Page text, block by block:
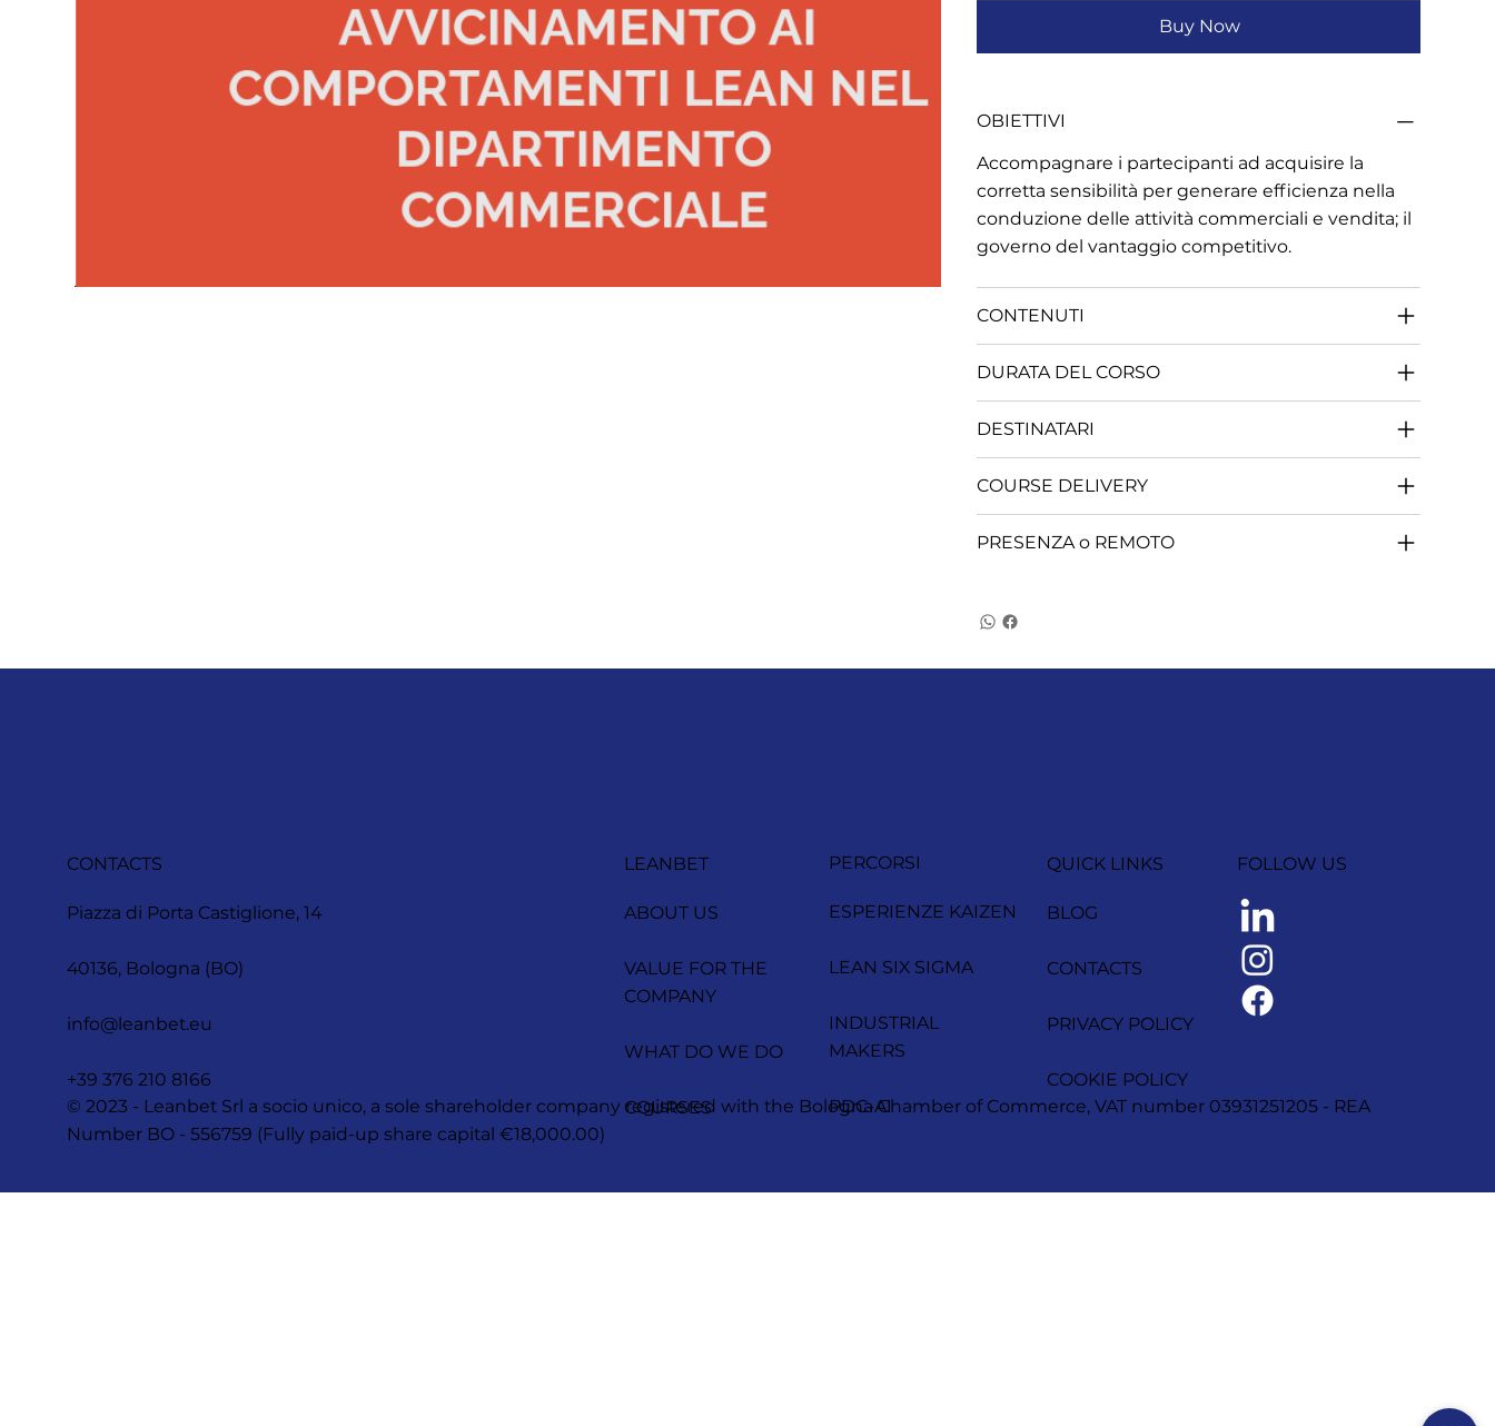
Buy Now
OBIETTIVI
Accompagnare i partecipanti ad acquisire la
corretta sensibilità per generare efficienza nella
conduzione delle attività commerciali e vendita; il
governo del vantaggio competitivo.
CONTENUTI
DURATA DEL CORSO
DESTINATARI
COURSE DELIVERY
PRESENZA o REMOTO
CONTACTS
Piazza di Porta Castiglione, 14
40136, Bologna (BO)
info@leanbet.eu
+39 376 210 8166
LEANBET
ABOUT US
VALUE FOR THE
COMPANY
WHAT DO WE DO
COURSES
PERCORSI
ESPERIENZE KAIZEN
LEAN SIX SIGMA
INDUSTRIAL
MAKERS
PDC-AI
QUICK LINKS
BLOG
CONTACTS
PRIVACY POLICY
COOKIE POLICY
FOLLOW US
© 2023 - Leanbet Srl a socio unico, a sole shareholder company registered with the Bologna Chamber of Commerce, VAT number 03931251205 - REA
Number BO - 556759 (Fully paid-up share capital €18,000.00)